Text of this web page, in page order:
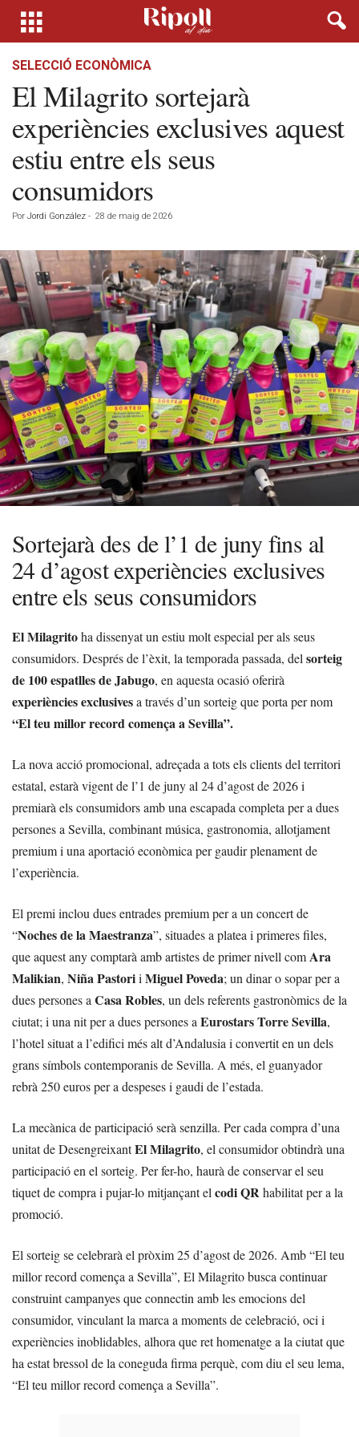
SELECCIÓ ECONÒMICA
El Milagrito sortejarà
experiències exclusives aquest
estiu entre els seus
consumidors
Por Jordi González - 28 de maig de 2026
Sortejarà des de l’1 de juny fins al
24 d’agost experiències exclusives
entre els seus consumidors
El Milagritoha dissenyat un estiu molt especial per als seus
consumidors. Després de l’èxit, la temporada passada, del sorteig
de 100 espatlles de Jabugo, en aquesta ocasió oferirà
experiències exclusivesa través d’un sorteig que porta per nom
“El teu millor record comença a Sevilla”.
La nova acció promocional, adreçada a tots els clients del territori
estatal, estarà vigent de l’1 de juny al 24 d’agost de 2026 i
premiarà els consumidors amb una escapada completa per a dues
persones a Sevilla, combinant música, gastronomia, allotjament
premium i una aportació econòmica per gaudir plenament de
l’experiència.
El premi inclou dues entrades premium per a un concert de
“Noches de la Maestranza”, situades a platea i primeres files,
que aquest any comptarà amb artistes de primer nivell comAra
Malikian, Niña Pastorii Miguel Poveda; un dinar o sopar per a
dues persones a Casa Robles, un dels referents gastronòmics de la
ciutat; i una nit per a dues persones a Eurostars Torre Sevilla,
l’hotel situat a l’edifici més alt d’Andalusia i convertit en un dels
grans símbols contemporanis de Sevilla. A més, el guanyador
rebrà 250 euros per a despeses i gaudi de l’estada.
La mecànica de participació serà senzilla. Per cada compra d’una
unitat de DesengreixantEl Milagrito, el consumidor obtindrà una
participació en el sorteig. Per fer-ho, haurà de conservar el seu
tiquet de compra i pujar-lo mitjançant el codi QRhabilitat per a la
promoció.
El sorteig se celebrarà el pròxim 25 d’agost de 2026. Amb “El teu
millor record comença a Sevilla”, El Milagrito busca continuar
construint campanyes que connectin amb les emocions del
consumidor, vinculant la marca a moments de celebració, oci i
experiències inoblidables, alhora que ret homenatge a la ciutat que
ha estat bressol de la coneguda firma perquè, com diu el seu lema,
“El teu millor record comença a Sevilla”.